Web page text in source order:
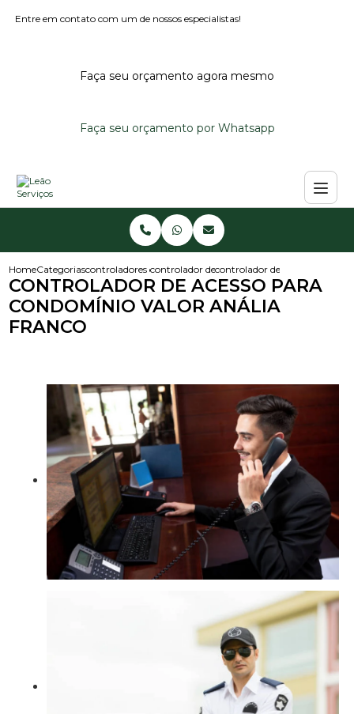
Entre em contato com um de nossos especialistas!
Faça seu orçamento agora mesmo
Faça seu orçamento por Whatsapp
HomeCategoriascontroladores de acessocontrolador de acesso externo
controlador de acesso para
CONTROLADOR DE ACESSO PARA
CONDOMÍNIO VALOR ANÁLIA
FRANCO